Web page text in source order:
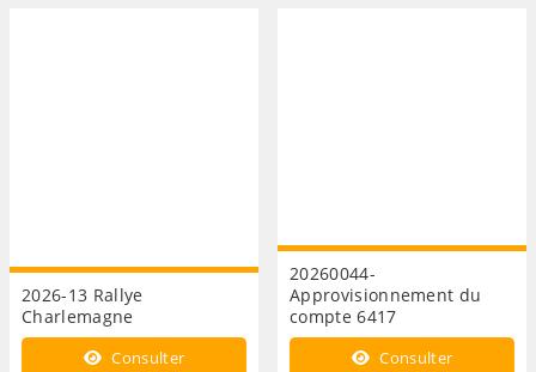
2026-13 Rallye
Charlemagne
Consulter
20260044-
Approvisionnement du
compte 6417
Consulter